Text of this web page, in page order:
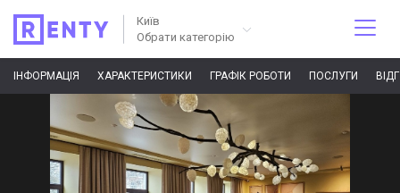
Київ
Обрати категорію
ІНФОРМАЦІЯ ХАРАКТЕРИСТИКИ ГРАФІК РОБОТИ ПОСЛУГИ